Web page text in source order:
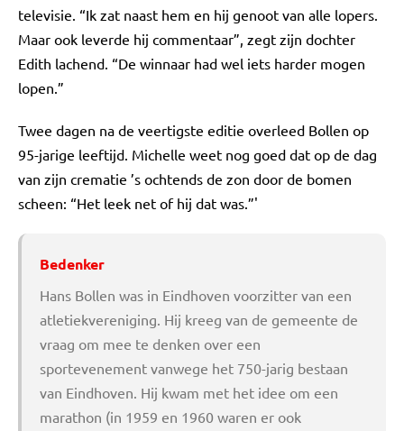
televisie. “Ik zat naast hem en hij genoot van alle lopers.
Maar ook leverde hij commentaar”, zegt zijn dochter
Edith lachend. “De winnaar had wel iets harder mogen
lopen.”
Twee dagen na de veertigste editie overleed Bollen op
95-jarige leeftijd. Michelle weet nog goed dat op de dag
van zijn crematie ’s ochtends de zon door de bomen
scheen: “Het leek net of hij dat was.”'
Bedenker
Hans Bollen was in Eindhoven voorzitter van een
atletiekvereniging. Hij kreeg van de gemeente de
vraag om mee te denken over een
sportevenement vanwege het 750-jarig bestaan
van Eindhoven. Hij kwam met het idee om een
marathon (in 1959 en 1960 waren er ook